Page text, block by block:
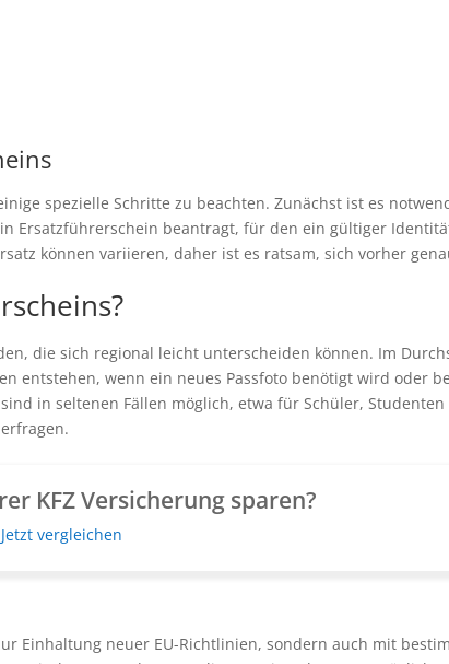
spezielle Schritte zu beachten. Zunächst ist es
Ersatzführerschein beantragt, für den ein gültiger
können variieren, daher ist es ratsam, sich vorher
die sich regional leicht unterscheiden können. Im
entstehen, wenn ein neues Passfoto benötigt wird oder
in seltenen Fällen möglich, etwa für Schüler,
KFZ Versicherung sparen?
Jetzt vergleichen
Einhaltung neuer EU-Richtlinien, sondern auch mit